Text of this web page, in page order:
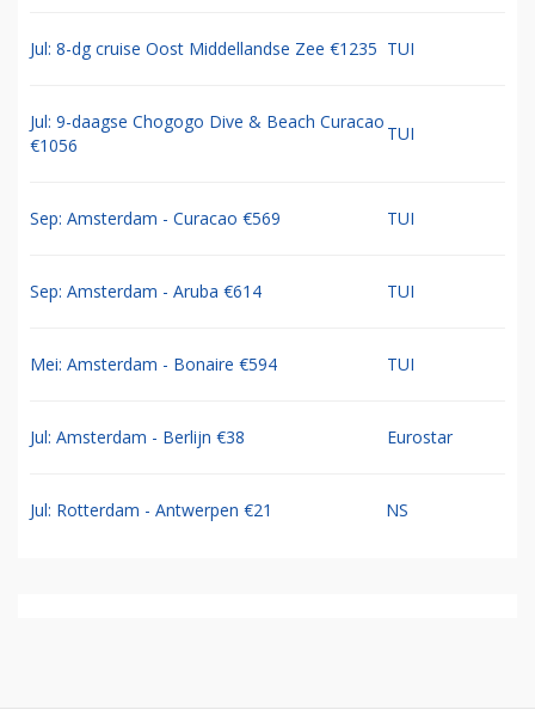
Jul: 8-dg cruise Oost Middellandse Zee €1235 TUI
Jul: 9-daagse Chogogo Dive & Beach Curacao
€1056
TUI
Sep: Amsterdam - Curacao €569 TUI
Sep: Amsterdam - Aruba €614 TUI
Mei: Amsterdam - Bonaire €594 TUI
Jul: Amsterdam - Berlijn €38 Eurostar
Jul: Rotterdam - Antwerpen €21 NS